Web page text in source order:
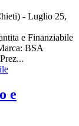
- Luglio 25,
e Finanziabile
BSA
e